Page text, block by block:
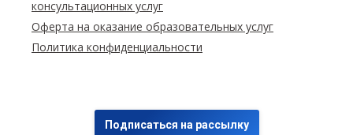
консультационных услуг
Оферта на оказание образовательных услуг
Политика конфиденциальности
Подписаться на рассылку